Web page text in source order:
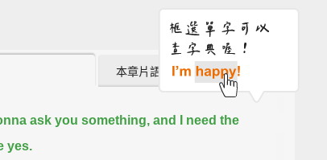
本章片語 (4)
ask you something, and I need the
yes.